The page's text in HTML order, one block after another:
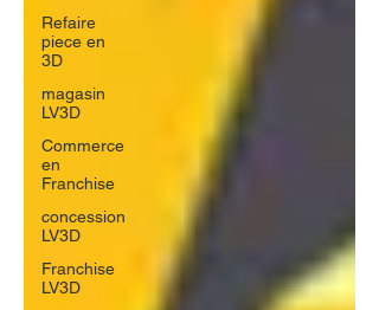
Refaire
piece en
3D
magasin
LV3D
Commerce
en
Franchise
concession
LV3D
Franchise
LV3D